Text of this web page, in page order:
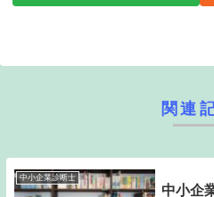
関連
中小企業診断士
中小企